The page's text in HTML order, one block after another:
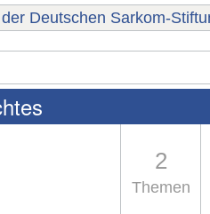
Deutschen Sarkom-
2
Themen